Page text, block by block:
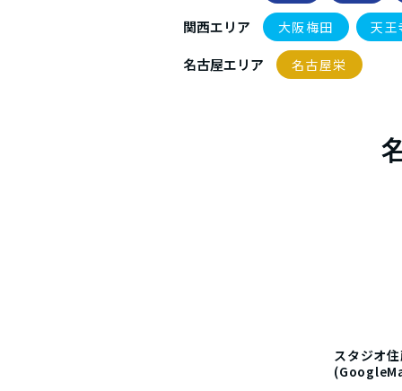
関西エリア 大阪梅田 天
名古屋エリア 名古屋栄
スタジオ